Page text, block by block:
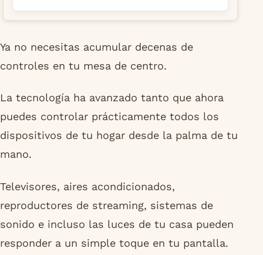
Ya no necesitas acumular decenas de
controles en tu mesa de centro.
La tecnología ha avanzado tanto que ahora
puedes controlar prácticamente todos los
dispositivos de tu hogar desde la palma de tu
mano.
Televisores, aires acondicionados,
reproductores de streaming, sistemas de
sonido e incluso las luces de tu casa pueden
responder a un simple toque en tu pantalla.